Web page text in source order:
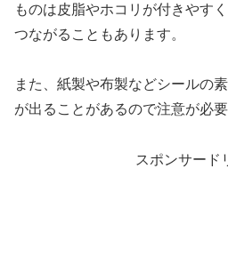
ものは皮脂やホコリが付きやす
つながることもあります。
また、紙製や布製などシールの
が出ることがあるので注意が必要
スポンサード